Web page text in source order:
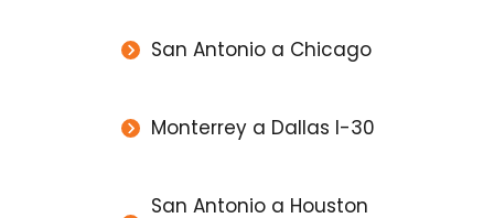
San Antonio a Chicago
Monterrey a Dallas I-30
San Antonio a Houston